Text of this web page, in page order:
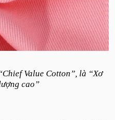
Value Cotton”, là “Xơ
cao”